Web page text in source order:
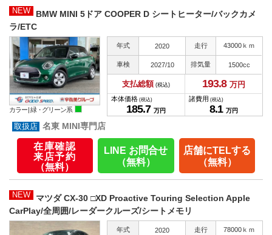
NEW
BMW MINI 5ドア COOPER D シートヒーター/バックカメ
ラ/ETC
カラー |緑・グリーン系
年式 2020 走行 43000ｋｍ
車検 2027/10 排気量 1500cc
支払総額 (税込) 193.8 万円
本体価格 (税込)
185.7 万円
諸費用 (税込)
8.1 万円
名東 MINI専門店
在庫確認
来店予約
（無料）
LINE お問合せ
（無料）
店舗にTELする
（無料）
NEW
マツダ CX-30 □XD Proactive Touring Selection Apple
CarPlay/全周囲/レーダークルーズ/シートメモリ
年式 2020 走行 78000ｋｍ